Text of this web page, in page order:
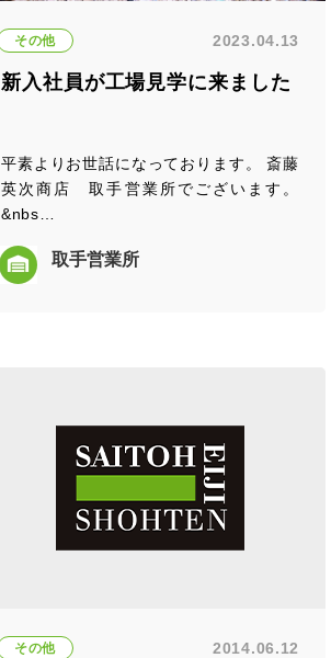
その他 2023.04.13
新入社員が工場見学に来ました
平素よりお世話になっております。 斎藤
英次商店 取手営業所でございます。
&nbs…
取手営業所
その他 2014.06.12